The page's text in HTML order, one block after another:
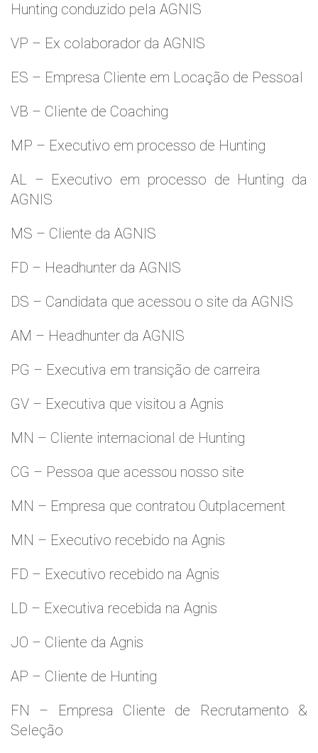
Hunting conduzido pela AGNIS
VP – Ex colaborador da AGNIS
ES – Empresa Cliente em Locação de Pessoal
VB – Cliente de Coaching
MP – Executivo em processo de Hunting
AL – Executivo em processo de Hunting da
AGNIS
MS – Cliente da AGNIS
FD – Headhunter da AGNIS
DS – Candidata que acessou o site da AGNIS
AM – Headhunter da AGNIS
PG – Executiva em transição de carreira
GV – Executiva que visitou a Agnis
MN – Cliente internacional de Hunting
CG – Pessoa que acessou nosso site
MN – Empresa que contratou Outplacement
MN – Executivo recebido na Agnis
FD – Executivo recebido na Agnis
LD – Executiva recebida na Agnis
JO – Cliente da Agnis
AP – Cliente de Hunting
FN – Empresa Cliente de Recrutamento &
Seleção